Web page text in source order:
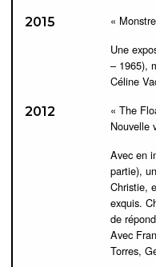
2015
«
Une
– 1965),
Céline
2012
« The
Nouvelle
Avec en
partie),
Christie,
exquis.
de
Avec
Torres,